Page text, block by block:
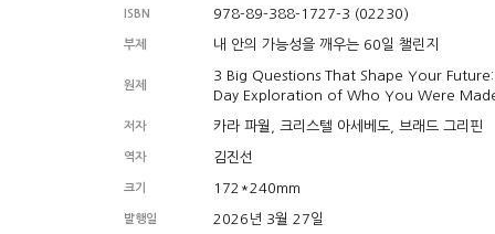
ISBN 978-89-388-1727-3 (02230)
부제 내 안의 가능성을 깨우는 60일 챌린지
원제
3 Big Questions That Shape Your
Day Exploration of Who You Were
저자 카라 파월, 크리스텔 아세베도, 브래드 그리핀
역자 김진선
크기 172*240mm
발행일 2026년 3월 27일